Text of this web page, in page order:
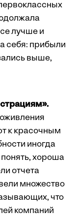
лучше и
себя: прибыли
выше,
к красочным
иногда
хороша
отчета
множество
что
компаний